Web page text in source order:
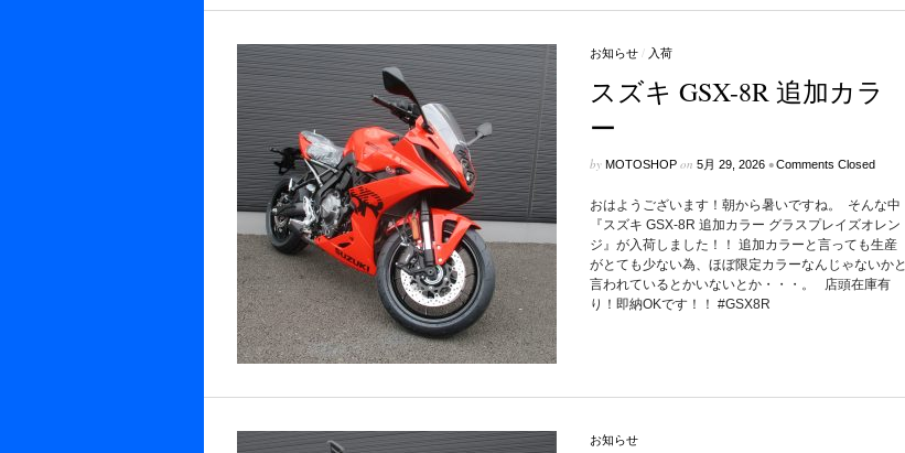
お知らせ/ 入荷
スズキ GSX-8R 追加カラ
ー
by MOTOSHOPon 5月 29, 2026 •Comments Closed
おはようございます！朝から暑いですね。 そんな中
『スズキ GSX-8R 追加カラー グラスプレイズオレン
ジ』が入荷しました！！ 追加カラーと言っても生産
がとても少ない為、ほぼ限定カラーなんじゃないかと
言われているとかいないとか・・・。 店頭在庫有
り！即納OKです！！ #GSX8R
お知らせ